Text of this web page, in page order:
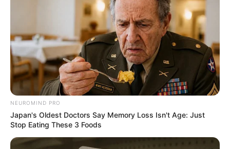
NEUROMIND PRO
Japan's Oldest Doctors Say Memory Loss Isn't Age: Just
Stop Eating These 3 Foods